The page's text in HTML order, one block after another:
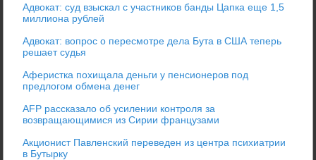
Адвокат: суд взыскал с участников банды Цапка еще 1,5
миллиона рублей
Адвокат: вопрос о пересмотре дела Бута в США теперь
решает судья
Аферистка похищала деньги у пенсионеров под
предлогом обмена денег
AFP рассказало об усилении контроля за
возвращающимися из Сирии французами
Акционист Павленский переведен из центра психиатрии
в Бутырку